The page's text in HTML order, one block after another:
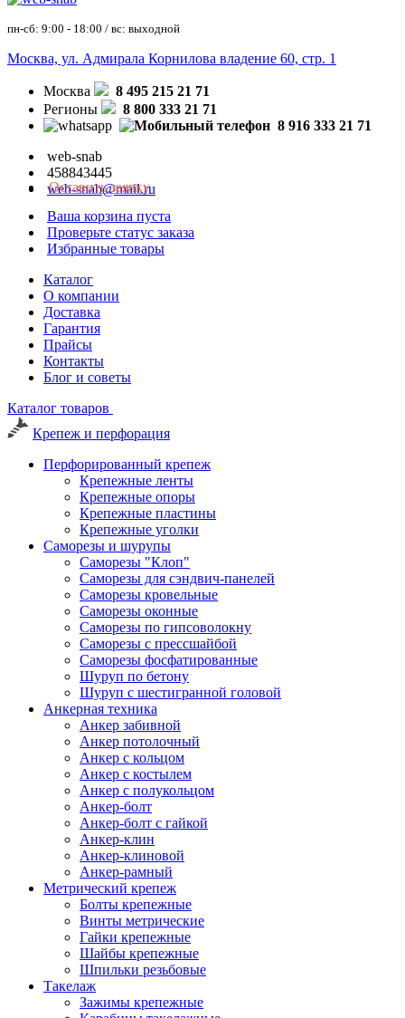
пн-сб: 9:00 - 18:00 / вс: выходной
Москва, ул. Адмирала Корнилова владение 60, стр. 1
Москва
8 495 215 21 71
Регионы
8 800 333 21 71
8 916 333 21 71
web-snab
458843445
web-snab@mail.ru
Оставить заявку
Ваша корзина пуста
Проверьте статус заказа
Избранные товары
Каталог
О компании
Доставка
Гарантия
Прайсы
Контакты
Блог и советы
Каталог товаров
Крепеж и перфорация
Перфорированный крепеж
Крепежные ленты
Крепежные опоры
Крепежные пластины
Крепежные уголки
Саморезы и шурупы
Саморезы "Клоп"
Саморезы для сэндвич-панелей
Саморезы кровельные
Саморезы оконные
Саморезы по гипсоволокну
Саморезы с прессшайбой
Саморезы фосфатированные
Шуруп по бетону
Шуруп с шестигранной головой
Анкерная техника
Анкер забивной
Анкер потолочный
Анкер с кольцом
Анкер с костылем
Анкер с полукольцом
Анкер-болт
Анкер-болт с гайкой
Анкер-клин
Анкер-клиновой
Анкер-рамный
Метрический крепеж
Болты крепежные
Винты метрические
Гайки крепежные
Шайбы крепежные
Шпильки резьбовые
Такелаж
Зажимы крепежные